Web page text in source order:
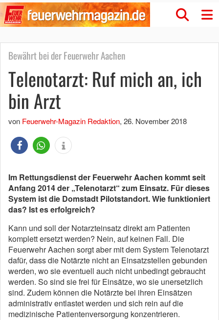
Bewährt bei der Feuerwehr Aachen
Telenotarzt: Ruf mich an, ich
bin Arzt
von Feuerwehr-Magazin Redaktion, 26. November 2018
Im Rettungsdienst der Feuerwehr Aachen kommt seit
Anfang 2014 der „Telenotarzt“ zum Einsatz. Für dieses
System ist die Domstadt Pilotstandort. Wie funktioniert
das? Ist es erfolgreich?
Kann und soll der Notarzteinsatz direkt am Patienten
komplett ersetzt werden? Nein, auf keinen Fall. Die
Feuerwehr Aachen sorgt aber mit dem System Telenotarzt
dafür, dass die Notärzte nicht an Einsatzstellen gebunden
werden, wo sie eventuell auch nicht unbedingt gebraucht
werden. So sind sie frei für Einsätze, wo sie unersetzlich
sind. Zudem können die Notärzte bei ihren Einsätzen
administrativ entlastet werden und sich rein auf die
medizinische Patientenversorgung konzentrieren.